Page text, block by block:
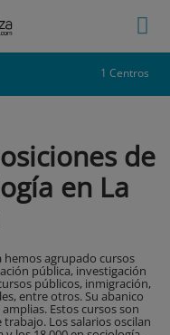
1 Centros
de
en La
hemos agrupado cursos
pública, investigación
públicos, inmigración,
entre otros. Su abanico
Estos cursos son
Los salarios oscilan